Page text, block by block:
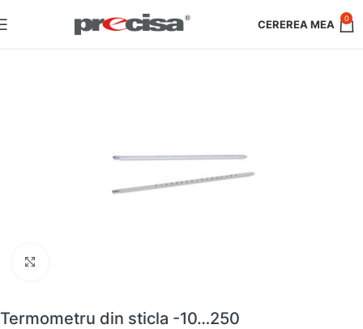
0
Termometru din sticla -10…250